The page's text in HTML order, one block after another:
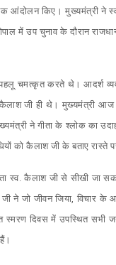
आंदोलन किए। मुख्यमंत्री ने
में उप चुनाव के दौरान
पहलू चमत्कृत करते थे।
जी ही थे। मुख्यमंत्री
ने गीता के श्लोक का
को कैलाश जी के बताए रास्ते
स्व. कैलाश जी से सीखी जा
जी ने जो जीवन जिया,
दिवस में उपस्थित सभी